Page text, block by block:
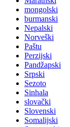
mongolski
burmanski
Nepalski
Norveški
Paštu
Perzijski
Pandžapski
Srpski
Sezoto
Sinhala
slovački
Slovenski
Somalijski